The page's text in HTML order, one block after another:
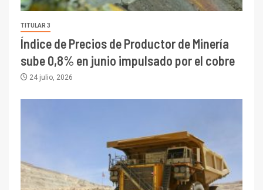
TITULAR 3
Índice de Precios de Productor de Minería
sube 0,8% en junio impulsado por el cobre
24 julio, 2026